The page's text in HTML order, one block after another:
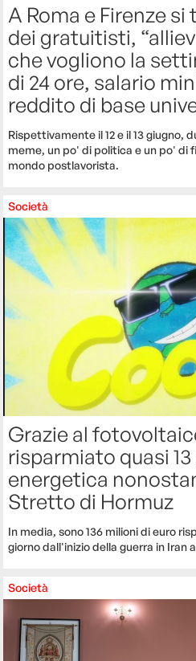
A Roma e Firenze
dei gratuitisti,
che vogliono la
di 24 ore, salario
reddito di base
Rispettivamente il 12 e il 13 giugno,
meme, un po' di politica e un po' di
mondo postlavorista.
Società
Grazie al
risparmiato quasi
energetica
Stretto di Hormuz
In media, sono 136 milioni di euro
giorno dall'inizio della guerra in Iran
Società